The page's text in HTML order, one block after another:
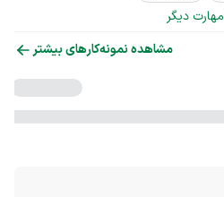
مهارت دیگر
مشاهده نمونه‌کارهای بیشتر